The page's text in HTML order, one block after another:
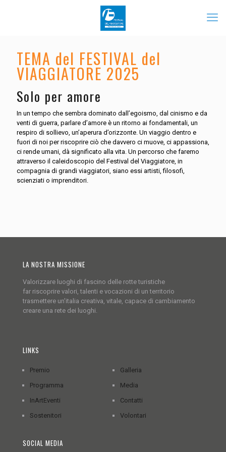
TEMA del FESTIVAL del
VIAGGIATORE 2025
Solo per amore
In un tempo che sembra dominato dall’egoismo, dal cinismo e da
venti di guerra, parlare d’amore è un ritorno ai fondamentali, un
respiro di sollievo, un’aperura d’orizzonte. Un viaggio dentro e
fuori di noi per riscoprire ciò che davvero ci muove, ci appassiona,
ci rende umani, dà significato alla vita. Un percorso che faremo
attraverso il caleidoscopio del Festival del Viaggiatore, in
compagnia di grandi viaggiatori, siano essi artisti, filosofi,
scienziati o imprenditori.
LA NOSTRA MISSIONE
Valorizzare luoghi di fascino delle rotte turistiche
far riscoprire valori, talenti e vocazioni di un territorio
trasmettere un'italia creativa, vitale, capace di cambiamento
creare una rete dei luoghi.
LINKS
Premio
Programma
InArtEventi
Sostenitori
Galleria
Media
Contatti
Volontari
SOCIAL MEDIA